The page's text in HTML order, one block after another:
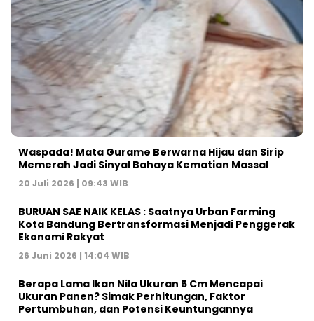
Waspada! Mata Gurame Berwarna Hijau dan Sirip
Memerah Jadi Sinyal Bahaya Kematian Massal
20 Juli 2026 | 09:43 WIB
BURUAN SAE NAIK KELAS : Saatnya Urban Farming
Kota Bandung Bertransformasi Menjadi Penggerak
Ekonomi Rakyat
26 Juni 2026 | 14:04 WIB
Berapa Lama Ikan Nila Ukuran 5 Cm Mencapai
Ukuran Panen? Simak Perhitungan, Faktor
Pertumbuhan, dan Potensi Keuntungannya